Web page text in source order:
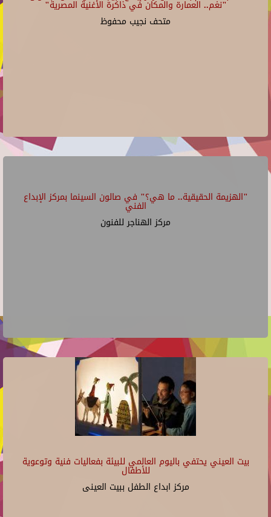
"نغم.. العمارة والمكان في ذاكرة الأغنية المصرية"
متحف نجيب محفوظ
"الهزيمة الحقيقية.. ما هي؟" في صالون السينما بمركز الإبداع
الفني
مركز الهناجر للفنون
بيت العيني يحتفي باليوم العالمي للبيئة بفعاليات فنية وتوعوية
للأطفال
مركز ابداع الطفل ببيت العينى